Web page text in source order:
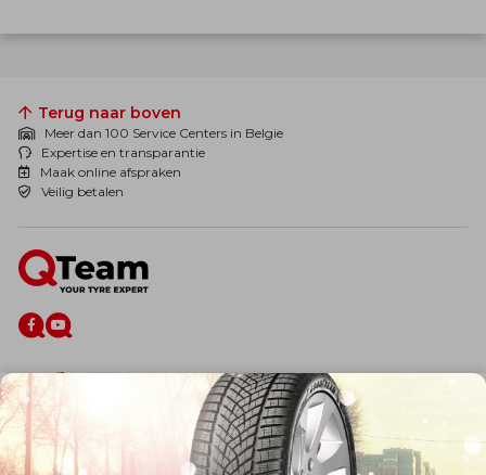
Terug naar boven
Meer dan 100 Service Centers in Belgie
Expertise en transparantie
Maak online afspraken
Veilig betalen
De firma
Wie zijn wij?
Blog
Onze dienstverlening